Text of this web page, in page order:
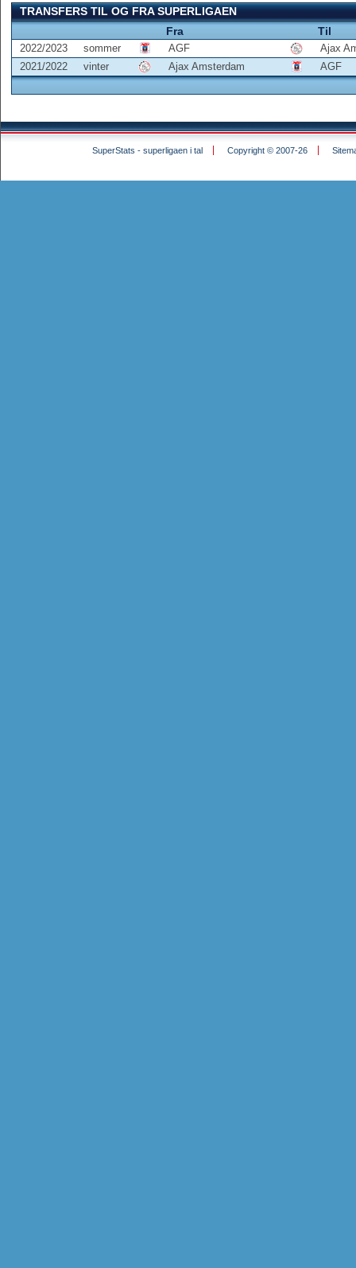
TRANSFERS TIL OG FRA SUPERLIGAEN
Fra
Til
2022/2023 sommer AGF
Ajax
2021/2022
vinter Ajax Amsterdam AGF
SuperStats - superligaen i tal Copyright © 2007-26